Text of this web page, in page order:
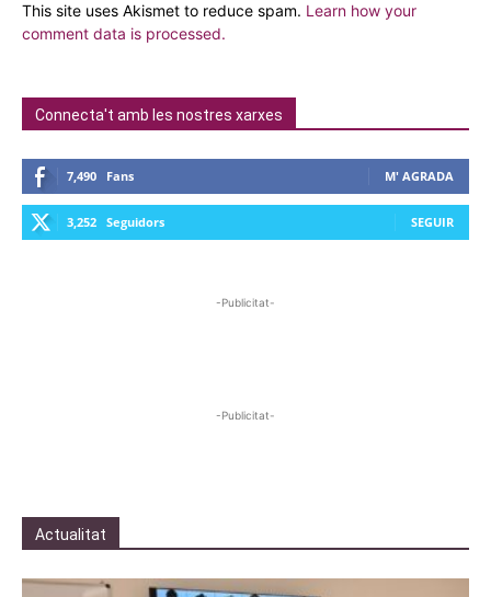
This site uses Akismet to reduce spam. Learn how your
comment data is processed.
Connecta't amb les nostres xarxes
7,490 Fans M' AGRADA
3,252 Seguidors SEGUIR
-Publicitat-
-Publicitat-
Actualitat